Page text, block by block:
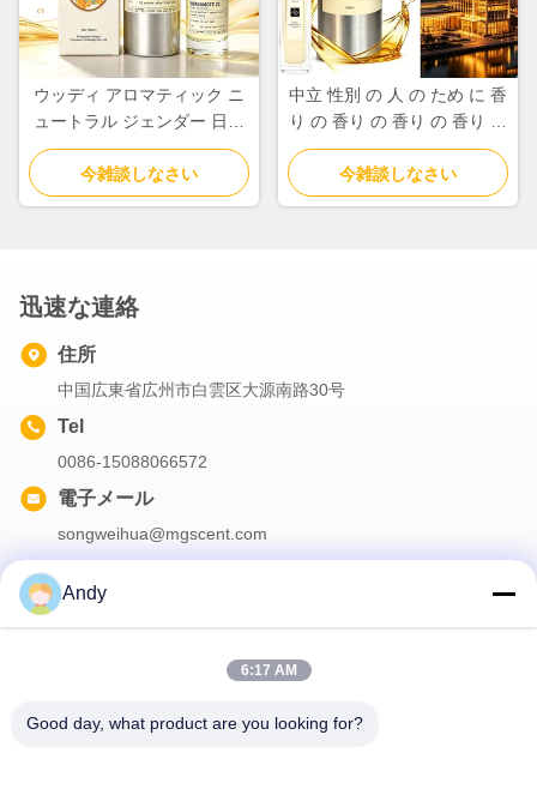
ウッディ アロマティック ニ
ュートラル ジェンダー 日常
使いの香水オイルとフレグラ
ンス オイル
今雑談しなさい
中立 性別 の 人 の ため に 香
り の 香り の 香り の 香り の
香り の 香り の 香り の 香り
の 香り の 香り
今雑談しなさい
迅速な連絡
住所
中国広東省広州市白雲区大源南路30号
Tel
0086-15088066572
電子メール
songweihua@mgscent.com
Andy
6:17 AM
Good day, what product are you looking for?